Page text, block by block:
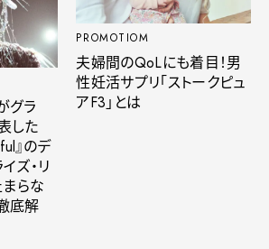
グラ
した
』のデ
ズ・リ
らな
底解
PROMOTIOM
夫婦間のQoLにも着目！男
性妊活サプリ「ストークピュ
アF3」とは